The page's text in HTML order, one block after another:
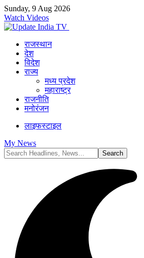
Sunday, 9 Aug 2026
Watch Videos
राजस्थान
देश
विदेश
राज्य
मध्य प्रदेश
महाराष्ट्र
राजनीति
मनोरंजन
लाइफस्टाइल
My News